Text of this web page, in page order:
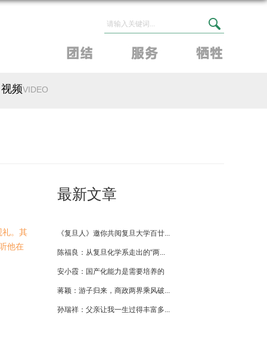
视频VIDEO
礼。其
他在
最新文章